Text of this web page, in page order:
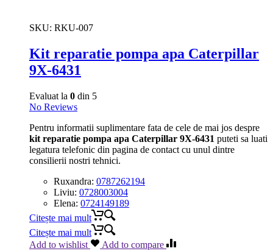
SKU: RKU-007
Kit reparatie pompa apa Caterpillar
9X-6431
Evaluat la 0 din 5
No Reviews
Pentru informatii suplimentare fata de cele de mai jos despre
kit reparatie pompa apa Caterpillar 9X-6431 puteti sa luati
legatura telefonic din pagina de contact cu unul dintre
consilierii nostri tehnici.
Ruxandra: 0787262194
Liviu: 0728003004
Elena: 0724149189
Citește mai mult
Citește mai mult
Add to wishlist
Add to compare